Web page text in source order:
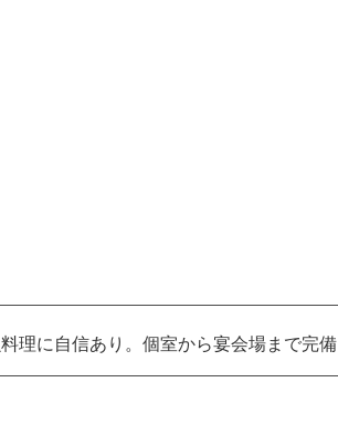
理に自信あり。個室から宴会場まで完備